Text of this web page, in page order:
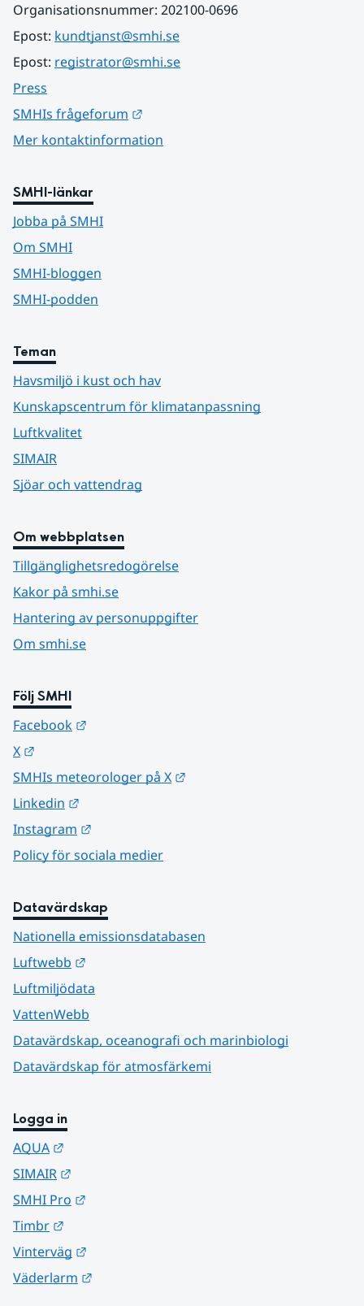
Organisationsnummer: 202100-0696
Epost: kundtjanst@smhi.se
Epost: registrator@smhi.se
Press
SMHIs frågeforum
Mer kontaktinformation
SMHI-länkar
Jobba på SMHI
Om SMHI
SMHI-bloggen
SMHI-podden
Teman
Havsmiljö i kust och hav
Kunskapscentrum för klimatanpassning
Luftkvalitet
SIMAIR
Sjöar och vattendrag
Om webbplatsen
Tillgänglighetsredogörelse
Kakor på smhi.se
Hantering av personuppgifter
Om smhi.se
Följ SMHI
Facebook
X
SMHIs meteorologer på X
Linkedin
Instagram
Policy för sociala medier
Datavärdskap
Nationella emissionsdatabasen
Luftwebb
Luftmiljödata
VattenWebb
Datavärdskap, oceanografi och marinbiologi
Datavärdskap för atmosfärkemi
Logga in
AQUA
SIMAIR
SMHI Pro
Timbr
Vinterväg
Väderlarm